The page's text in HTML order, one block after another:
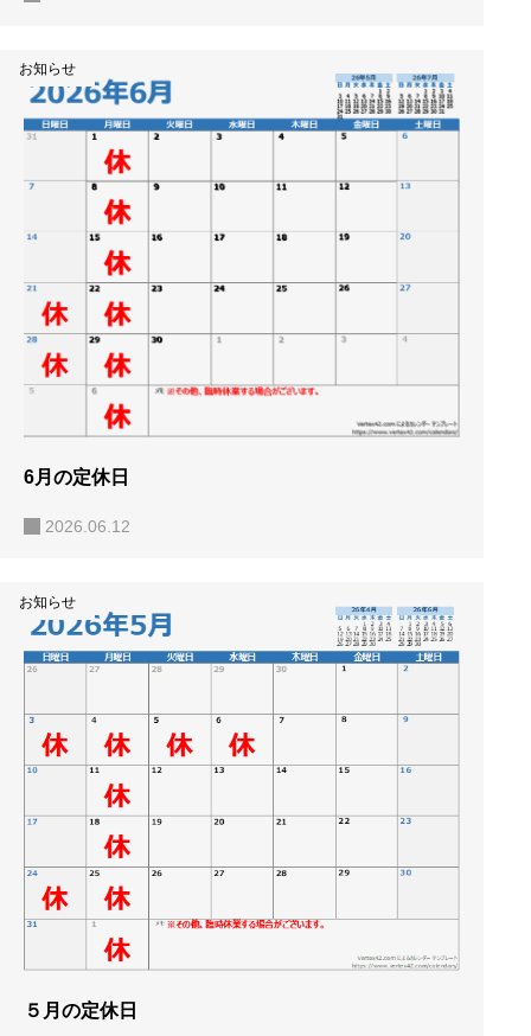
お知らせ
6月の定休日
2026.06.12
お知らせ
５月の定休日